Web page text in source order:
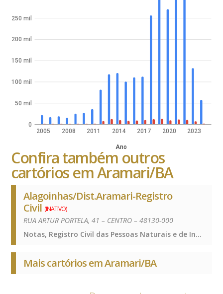
2005 2008 2011 2014 2017 2020 2023
Ano
0
50 mil
100 mil
150 mil
200 mil
250 mil
Confira também outros
cartórios em Aramari/BA
Alagoinhas/Dist.Aramari-Registro
Civil (INATIVO)
RUA ARTUR PORTELA, 41 – CENTRO – 48130-000
Notas, Registro Civil das Pessoas Naturais e de Interdições e Tutelas, Notas, Registro Civil das Pessoas Naturais e de Interdições e Tutelas, Notas, Registro Civil das Pessoas Naturais e de Interdições e Tutelas, Notas, Registro Civil das Pessoas Naturais e de Interdições e Tutelas
Mais cartórios em Aramari/BA